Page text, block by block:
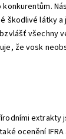
škodlivé látky a
všechny
že vosk
extrakty
ocenění